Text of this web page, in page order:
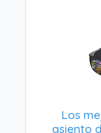
Los
asiento